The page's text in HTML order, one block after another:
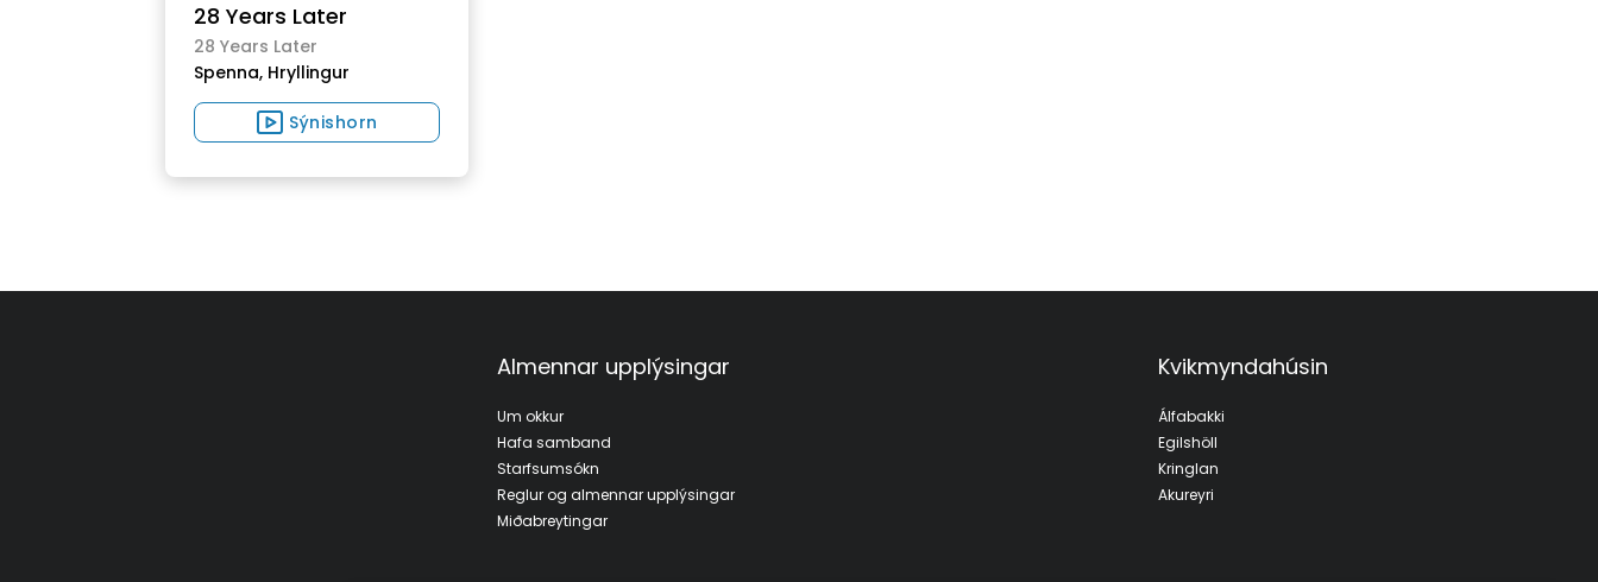
28 Years Later
28 Years Later
Spenna, Hryllingur
Sýnishorn
Almennar upplýsingar
Um okkur
Hafa samband
Starfsumsókn
Reglur og almennar upplýsingar
Miðabreytingar
Kvikmyndahúsin
Álfabakki
Egilshöll
Kringlan
Akureyri